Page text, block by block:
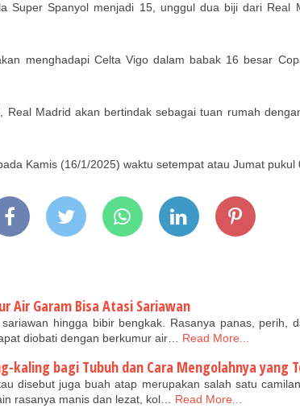
Super Spanyol menjadi 15, unggul dua biji dari Real
menghadapi Celta Vigo dalam babak 16 besar
Real Madrid akan bertindak sebagai tuan rumah
Kamis (16/1/2025) waktu setempat atau Jumat pukul
Air Garam Bisa Atasi Sariawan
hingga bibir bengkak. Rasanya panas, perih,
diobati dengan berkumur air…
Read More...
kaling bagi Tubuh dan Cara Mengolahnya yang
disebut juga buah atap merupakan salah satu
rasanya manis dan lezat, kol…
Read More...